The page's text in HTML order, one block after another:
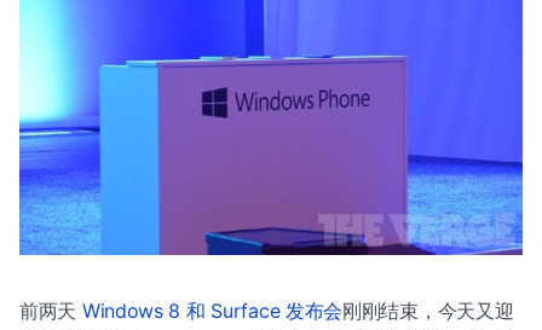
前两天 Windows 8 和 Surface 发布会刚刚结束，今天又迎